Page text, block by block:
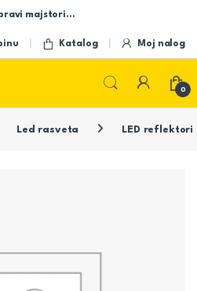
majstori…
Katalog Moj nalog
0
Led rasveta LED reflektori